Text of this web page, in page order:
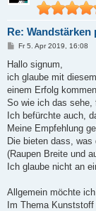
Re:
B
i
r
a
Fr 5. Apr 2019, 16:08
Hallo signum,
ich glaube mit
einem Erfolg kommen.
So wie ich das sehe,
Ich befürchte auch,
Meine Empfehlung
Die bieten dass, was
(Raupen Breite und
Ich glaube nicht an
Allgemein möchte
Im Thema Kunststoff